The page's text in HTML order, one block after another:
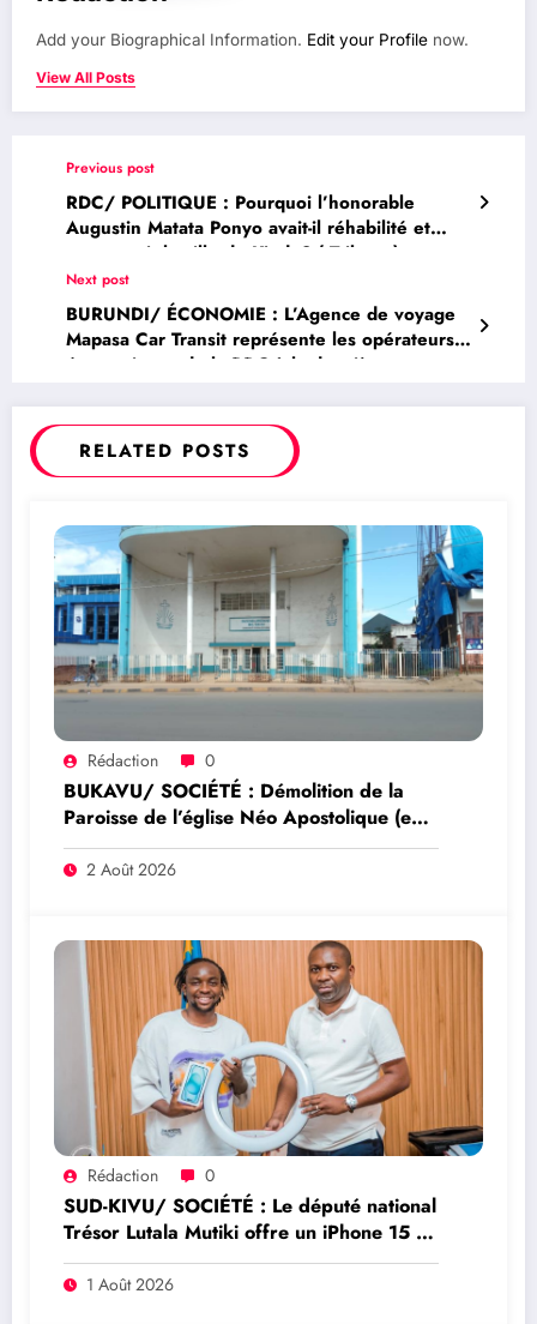
Add your Biographical Information. Edit your Profile now.
View All Posts
Previous post
RDC/ POLITIQUE : Pourquoi l’honorable
Augustin Matata Ponyo avait-il réhabilité et
reconstruit la ville de Kindu? ( Tribune)
Next post
BURUNDI/ ÉCONOMIE : L’Agence de voyage
Mapasa Car Transit représente les opérateurs
économiques de la RDC à la deuxième
États de l’Afrique de l’Est qui se tient à
Bujumbura
RELATED POSTS
Rédaction 0
BUKAVU/ SOCIÉTÉ : Démolition de la
Paroisse de l’église Néo Apostolique (ex
maison du parti) : Que savoir sur ce
dossier ?
2 Août 2026
Rédaction 0
SUD-KIVU/ SOCIÉTÉ : Le député national
Trésor Lutala Mutiki offre un iPhone 15 et
un ring light à l’humoriste Fido DRC pour
soutenir son parcours à l’Amani Challenge
1 Août 2026